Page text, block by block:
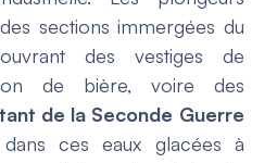
sections immergées du
des vestiges de
de bière, voire des
de la Seconde Guerre
ces eaux glacées à